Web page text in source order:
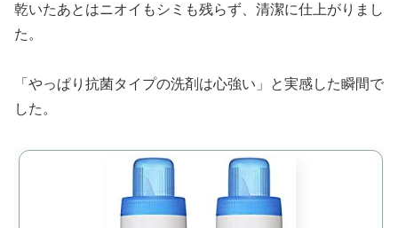
乾いたあとはニオイもシミも残らず、清潔に仕上がりまし
た。
「やっぱり抗菌タイプの洗剤は心強い」と実感した瞬間で
した。